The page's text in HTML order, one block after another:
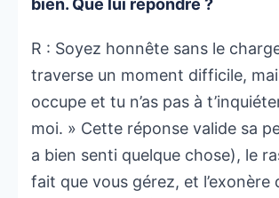
bien. Que lui répondre ?
R : Soyez honnête sans le
traverse un moment difficile,
occupe et tu n’as pas à
moi. » Cette réponse valide sa
a bien senti quelque chose), le
fait que vous gérez, et l’exonère